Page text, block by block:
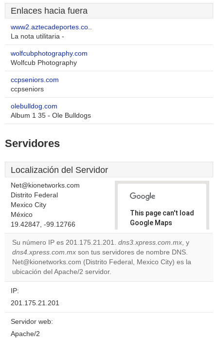
Enlaces hacia fuera
www2.aztecadeportes.co..
La nota utilitaria -
wolfcubphotography.com
Wolfcub Photography
ccpseniors.com
ccpseniors
olebulldog.com
Album 1 35 - Ole Bulldogs
Servidores
Localización del Servidor
Net@kionetworks.com
Distrito Federal
Mexico City
México
19.42847, -99.12766
This page can't load
Google Maps
correctly.
Do you
own this
OK
Su número IP es 201.175.21.201. dns3.xpress.com.mx, y
dns4.xpress.com.mx son tus servidores de nombre DNS.
Net@kionetworks.com (Distrito Federal, Mexico City) es la
ubicación del Apache/2 servidor.
IP:
201.175.21.201
Servidor web:
Apache/2